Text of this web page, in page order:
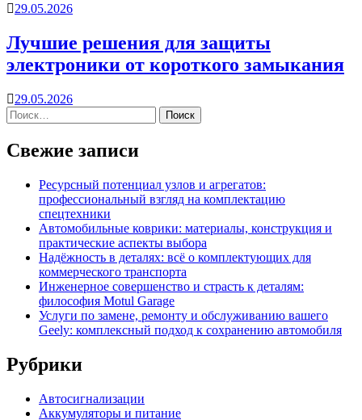
29.05.2026
Лучшие решения для защиты
электроники от короткого замыкания
29.05.2026
Свежие записи
Ресурсный потенциал узлов и агрегатов:
профессиональный взгляд на комплектацию
спецтехники
Автомобильные коврики: материалы, конструкция и
практические аспекты выбора
Надёжность в деталях: всё о комплектующих для
коммерческого транспорта
Инженерное совершенство и страсть к деталям:
философия Motul Garage
Услуги по замене, ремонту и обслуживанию вашего
Geely: комплексный подход к сохранению автомобиля
Рубрики
Автосигнализации
Аккумуляторы и питание